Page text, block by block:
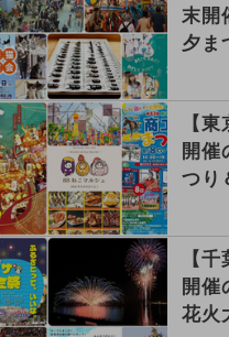
末開
夕ま
【
開催
つり
【
開催
花火